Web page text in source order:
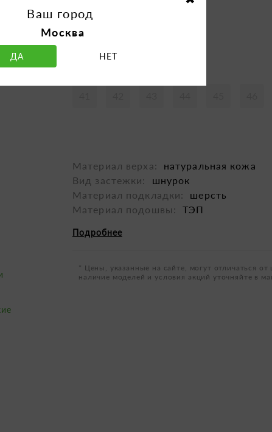
Материал верха:
натуральная кожа
Вид застежки:
шнурок
Материал подкладки:
шерсть
Материал подошвы:
ТЭП
Подробнее
* Цены, указанные на сайте, могут отличаться
наличие моделей и условия акций уточняйте в
Москва
ДА НЕТ
Ваш город